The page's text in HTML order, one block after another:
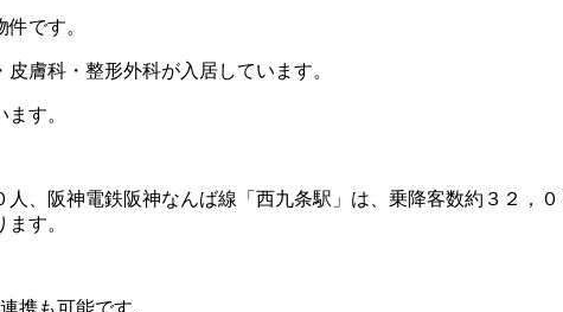
です。
膚科・整形外科が入居しています。
す。
、阪神電鉄阪神なんば線「西九条駅」は、乗降客数約３２，
す。